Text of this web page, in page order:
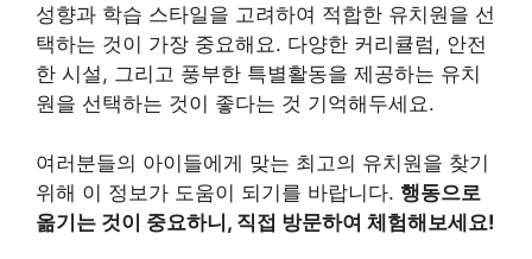
성향과 학습 스타일을 고려하여 적합한 유치원을 선
택하는 것이 가장 중요해요. 다양한 커리큘럼, 안전
한 시설, 그리고 풍부한 특별활동을 제공하는 유치
원을 선택하는 것이 좋다는 것 기억해두세요.
여러분들의 아이들에게 맞는 최고의 유치원을 찾기
위해 이 정보가 도움이 되기를 바랍니다. 행동으로
옮기는 것이 중요하니, 직접 방문하여 체험해보세요!